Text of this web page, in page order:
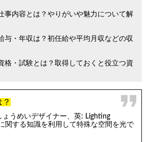
事内容とは？やりがいや魅力について解
与・年収は？初任給や平均月収などの収
格・試験とは？取得しておくと役立つ資
ょうめいデザイナー、英: Lighting
関する知識を利用して特殊な空間を光で